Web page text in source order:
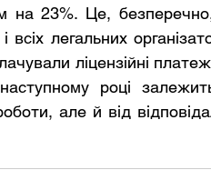
на 23%. Це,
легальних
ліцензійні
році
але й від